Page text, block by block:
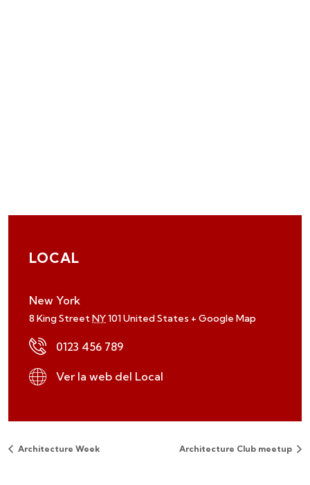
LOCAL
New York
8 King StreetNY101United States + Google Map
0123 456 789
Ver la web del Local
Architecture Week Architecture Club meetup